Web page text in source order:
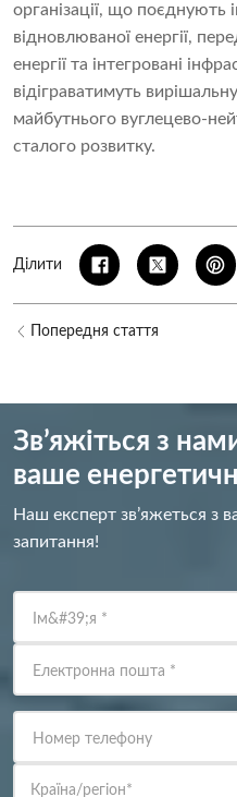
організації, що поєднують
відновлюваної енергії,
енергії та інтегровані
відіграватимуть
майбутнього вуглецево-
сталого розвитку.
Ділити
Попередня стаття
Зв’яжіться з
ваше
Наш експерт зв’яжеться з
запитання!
Ім&#39;я *
Електронна пошта *
Номер телефону
Країна/регіон*